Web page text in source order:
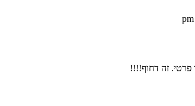
פרטי. זה דחוף!!!!